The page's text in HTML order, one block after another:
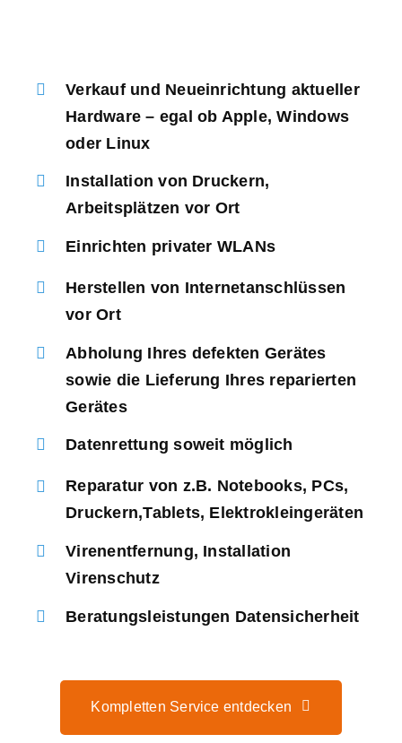
Verkauf und Neueinrichtung aktueller
Hardware – egal ob Apple, Windows
oder Linux
Installation von Druckern,
Arbeitsplätzen vor Ort
Einrichten privater WLANs
Herstellen von Internetanschlüssen
vor Ort
Abholung Ihres defekten Gerätes
sowie die Lieferung Ihres reparierten
Gerätes
Datenrettung soweit möglich
Reparatur von z.B. Notebooks, PCs,
Druckern,Tablets, Elektrokleingeräten
Virenentfernung, Installation
Virenschutz
Beratungsleistungen Datensicherheit
Kompletten Service entdecken